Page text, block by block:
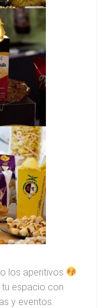
los aperitivos
espacio con
y eventos.